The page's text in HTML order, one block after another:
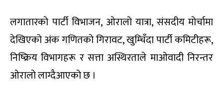
लगातारको पार्टी विभाजन, ओरालो यात्रा, संसदीय मोर्चामा
देखिएको अंक गणितको गिरावट, खुम्चिँदा पार्टी कमिटीहरू,
निष्क्रिय विभागहरू र सत्ता अस्थिरताले माओवादी निरन्तर
ओरालो लाग्दैआएको छ ।